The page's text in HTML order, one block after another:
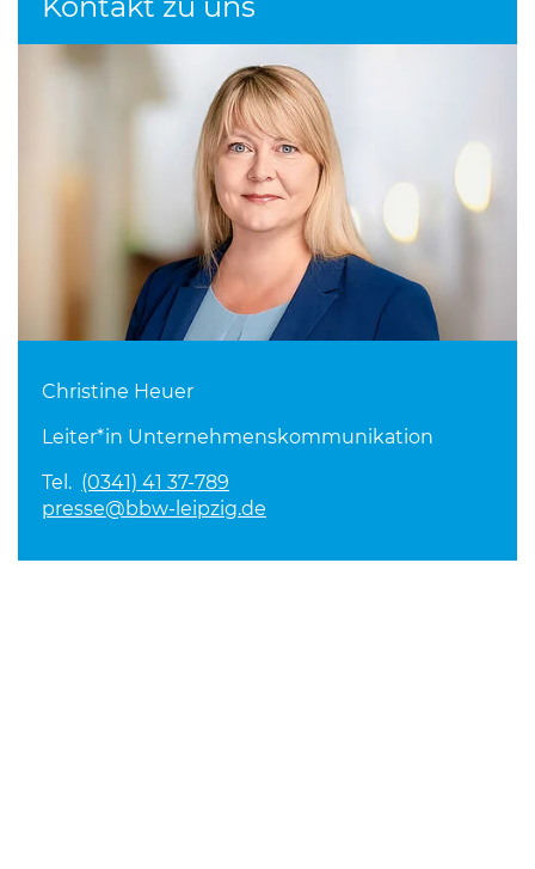
Christine Heuer
Leiter*in Unternehmenskommunikation
Tel. (0341) 41 37-789
presse@bbw-leipzig.de